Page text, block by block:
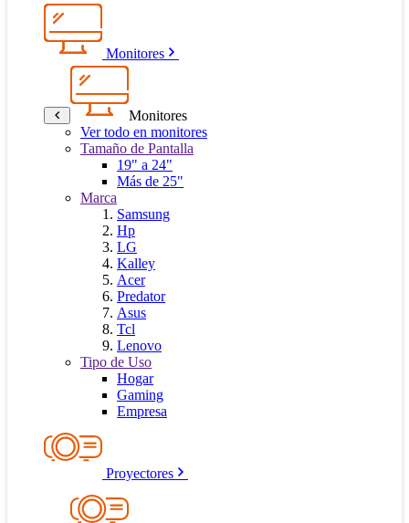
Monitores
Monitores
Ver todo en monitores
Tamaño de Pantalla
19" a 24"
Más de 25"
Marca
Samsung
Hp
LG
Kalley
Acer
Predator
Asus
Tcl
Lenovo
Tipo de Uso
Hogar
Gaming
Empresa
Proyectores